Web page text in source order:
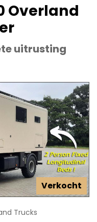
Overland
uitrusting
Verkocht
Trucks